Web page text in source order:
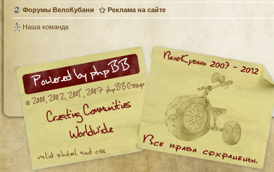
Форумы ВелоКубани Реклама на сайте
Наша команда